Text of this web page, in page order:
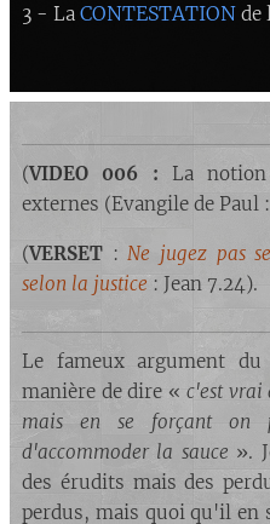
3 - La CONTESTATION de
(VIDEO 006 : La
externes (Evangile de Paul
(VERSET :Ne jugez pas
selon la justice: Jean 7.24).
Le fameux argument
manière de dire « c'est vrai
mais en se forçant on
d'accommoder la sauce ».
des érudits mais des
perdus, mais quoi qu'il en